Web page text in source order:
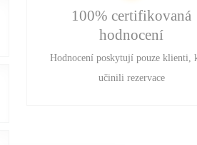
100% certifikovaná
hodnocení
Hodnocení poskytují pouze klienti,
učinili rezervace